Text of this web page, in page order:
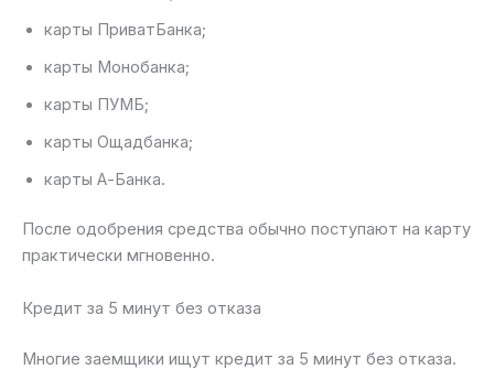
карты ПриватБанка;
карты Монобанка;
карты ПУМБ;
карты Ощадбанка;
карты А-Банка.
После одобрения средства обычно поступают на карту
практически мгновенно.
Кредит за 5 минут без отказа
Многие заемщики ищут кредит за 5 минут без отказа.